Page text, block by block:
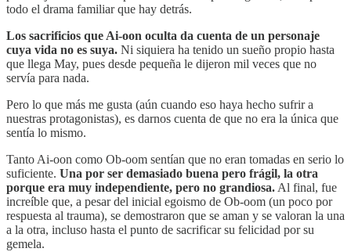
todo el drama familiar que hay detrás.
Los sacrificios que Ai-oon oculta da cuenta de un personaje
cuya vida no es suya. Ni siquiera ha tenido un sueño propio hasta
que llega May, pues desde pequeña le dijeron mil veces que no
servía para nada.
Pero lo que más me gusta (aún cuando eso haya hecho sufrir a
nuestras protagonistas), es darnos cuenta de que no era la única que
sentía lo mismo.
Tanto Ai-oon como Ob-oom sentían que no eran tomadas en serio lo
suficiente. Una por ser demasiado buena pero frágil, la otra
porque era muy independiente, pero no grandiosa. Al final, fue
increíble que, a pesar del inicial egoismo de Ob-oom (un poco por
respuesta al trauma), se demostraron que se aman y se valoran la una
a la otra, incluso hasta el punto de sacrificar su felicidad por su
gemela.